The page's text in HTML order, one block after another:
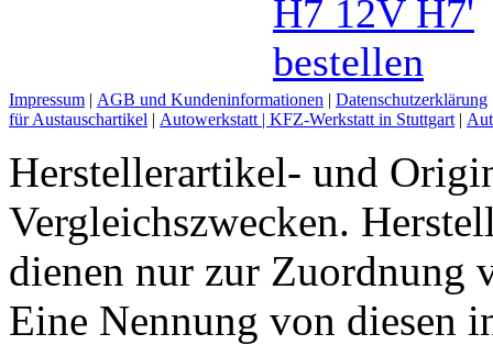
Impressum | AGB und Kundeninformationen | Datenschutzerklärung
für Austauschartikel | Autowerkstatt | KFZ-Werkstatt in Stuttgart |
Herstellerartikel- und
Vergleichszwecken.
dienen nur zur Zuordnung
Eine Nennung von diesen